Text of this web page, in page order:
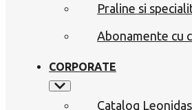
Praline si
Abonamente cu
CORPORATE
Catalog